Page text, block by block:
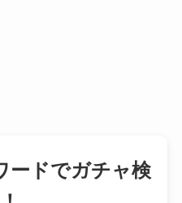
ードでガチャ検